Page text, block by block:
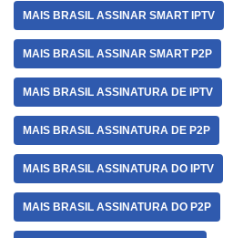
MAIS BRASIL ASSINAR SMART IPTV
MAIS BRASIL ASSINAR SMART P2P
MAIS BRASIL ASSINATURA DE IPTV
MAIS BRASIL ASSINATURA DE P2P
MAIS BRASIL ASSINATURA DO IPTV
MAIS BRASIL ASSINATURA DO P2P